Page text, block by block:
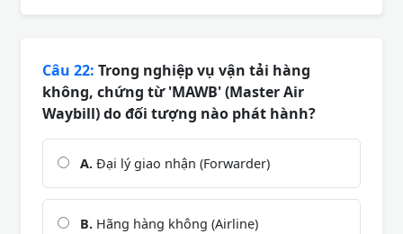
Câu 22: Trong nghiệp vụ vận tải hàng
không, chứng từ 'MAWB' (Master Air
Waybill) do đối tượng nào phát hành?
A. Đại lý giao nhận (Forwarder)
B. Hãng hàng không (Airline)